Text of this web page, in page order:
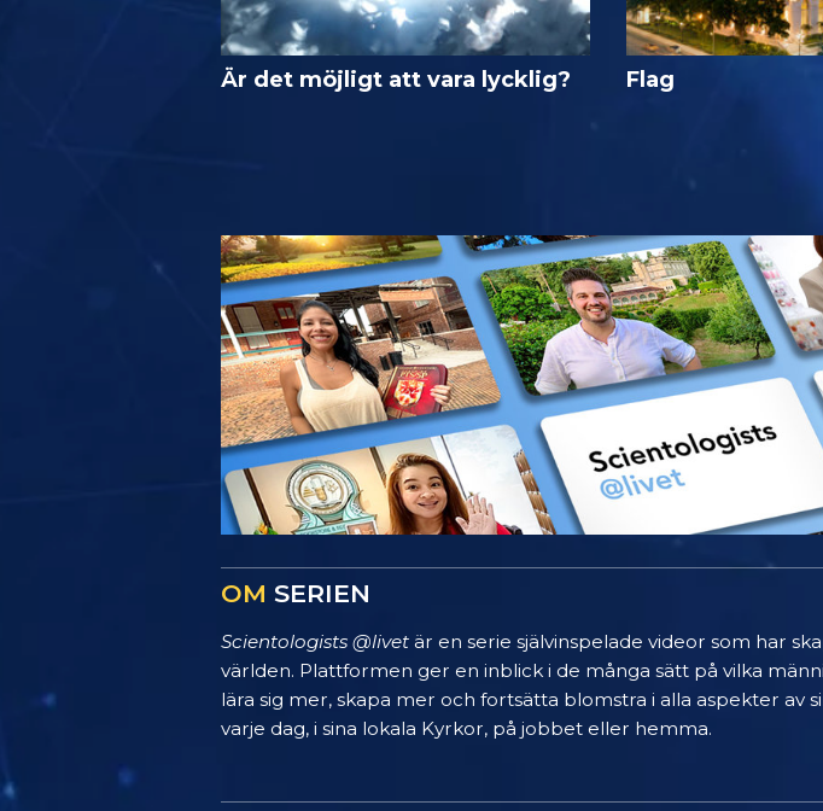
Är det möjligt att vara lycklig? Flag
OM SERIEN
Scientologists @livet är en serie självinspelade videor som har
världen. Plattformen ger en inblick i de många sätt på vilka
lära sig mer, skapa mer och fortsätta blomstra i alla aspekter av
varje dag, i sina lokala Kyrkor, på jobbet eller hemma.